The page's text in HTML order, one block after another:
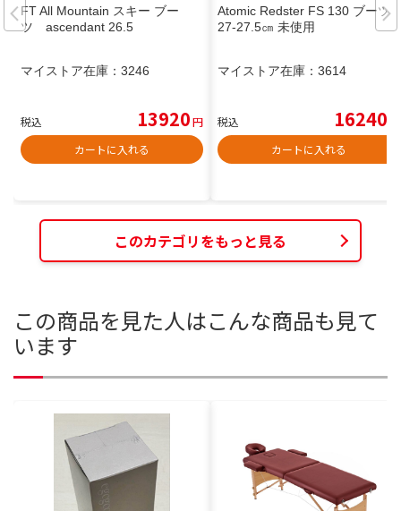
FT All Mountain スキー ブー
ツ ascendant 26.5
マイストア在庫： 3246
税込 13920円
カートに入れる
Atomic Redster FS 130 ブーツ
27-27.5㎝ 未使用
マイストア在庫： 3614
税込 16240
カートに入れる
このカテゴリをもっと見る
この商品を見た人はこんな商品も見て
います